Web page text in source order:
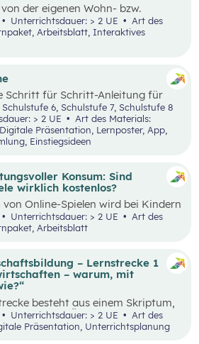
der eigenen Wohn- bzw.
sollen die Schüler:innen ihre
und eine eigene
(mit Scribble Maps) erstellen
meine Bedürfnisse?“ Der Fokus
durch Unternehmen.
Unterrichtsdauer: > 2 UE
Arbeitsblatt, Interaktives
Konsum: Sind
wirklich kostenlos?
von Online-Spielen wird bei Kindern
immer beliebter. Während
Vorteile mit sich bringt, ist es
zu machen. Das vorliegende Lehr-
setzt sich aus zwei
aufbauenden Teilen zusammen, die
werden können.
Unterrichtsdauer: > 2 UE
Art des
Arbeitsblatt
– Lernstrecke 1
– warum, mit
besteht aus einem Skriptum,
dient einen Überblick über die
zu erhalten. Mit
Unterrichtsgegenstand
Unterrichtsdauer: > 2 UE
Präsentation, Unterrichtsplanung
Schritt für Schritt-Anleitung für
die mit Jugendlichen ein echtes
organisieren wollen: Vom
haben Jugendliche erfunden?)
bis hin zum gesamten Design
Preis berechnen
Tipps und Tricks rund um den
sowie ein Vorschlag, wie das
und präsentiert werden kann,
enthalten.
Schulstufe 5, Schulstufe 6, Schulstufe 7, Schulstufe 8
> 2 UE
Präsentation, Lernposter, App,
Einstiegsideen